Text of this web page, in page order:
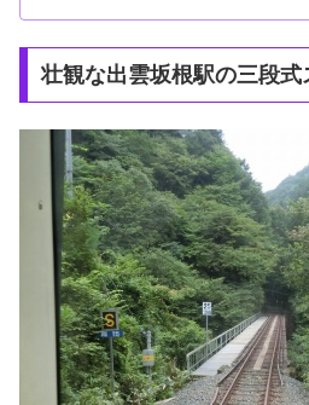
壮観な出雲坂根駅の三段式